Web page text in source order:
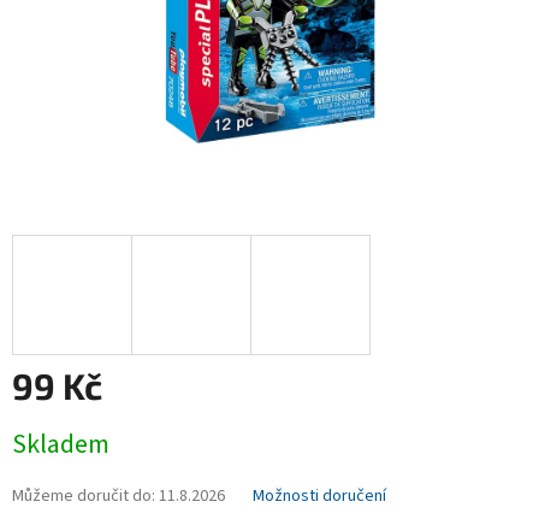
99 Kč
cena:
Skladem
Můžeme doručit do: 11.8.2026 Možnosti doručení